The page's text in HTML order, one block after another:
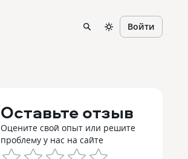
Войти
Оставьте отзыв
Оцените свой опыт или решите
проблему у нас на сайте